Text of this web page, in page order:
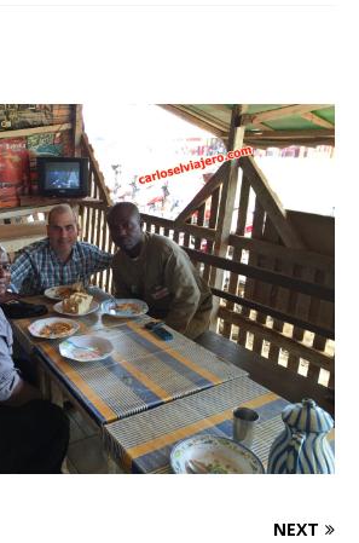
NEXT